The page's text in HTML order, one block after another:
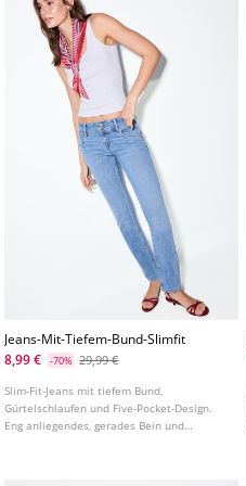
Jeans-Mit-Tiefem-Bund-Slimfit
8,99 €
-70% 29,99 €
Slim-Fit-Jeans mit tiefem Bund,
Gürtelschlaufen und Five-Pocket-Design.
Eng anliegendes, gerades Bein und